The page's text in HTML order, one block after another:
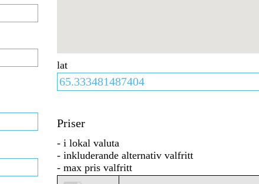
lat
Priser
- i lokal valuta
- inkluderande alternativ valfritt
- max pris valfritt